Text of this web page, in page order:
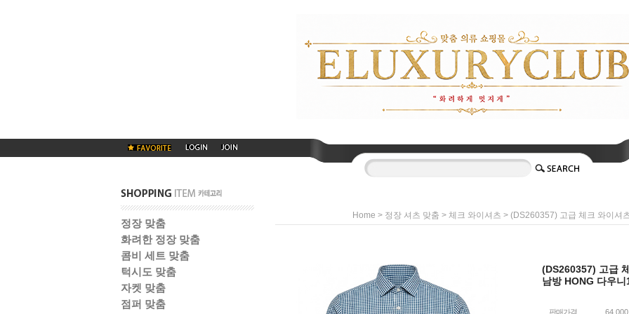
정장 맞춤
화려한 정장 맞춤
콤비 세트 맞춤
턱시도 맞춤
자켓 맞춤
점퍼 맞춤
Home > 정장 셔츠 맞춤 > 체크 와이셔츠 > (DS260357) 고급 체크 와이셔
(DS260357) 고급
남방 HONG 다우니
판매가격